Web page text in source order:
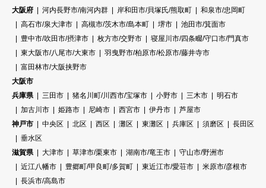
大阪府 河内長野市/南河内群 岸和田市/貝塚氏/熊取町
和泉市/忠岡町
高石市/泉大津市
高槻市/茨木市/島本町 堺市
池田市/箕面市
豊中市/吹田市/摂津市
枚方市/交野市
寝屋川市/四条畷/守口市/門真市
東大阪市/八尾市/大東市
羽曳野市/柏原市/松原市/藤井寺市
富田林市/大阪挟野市
大阪市
兵庫県
三田市 猪名川町/川西市/宝塚市 小野市 三木市
明石市
加古川市
姫路市 尼崎市 西宮市 伊丹市
芦屋市
神戸市
中央区 北区 西区 灘区 東灘区 兵庫区 須磨区
長田区
垂水区
滋賀県
大津市 草津市/栗東市 湖南市/竜王市
守山市/野洲市
近江八幡市
豊郷町/甲良町/多賀町 東近江市/愛荘市
米原市/彦根市
長浜市/高島市